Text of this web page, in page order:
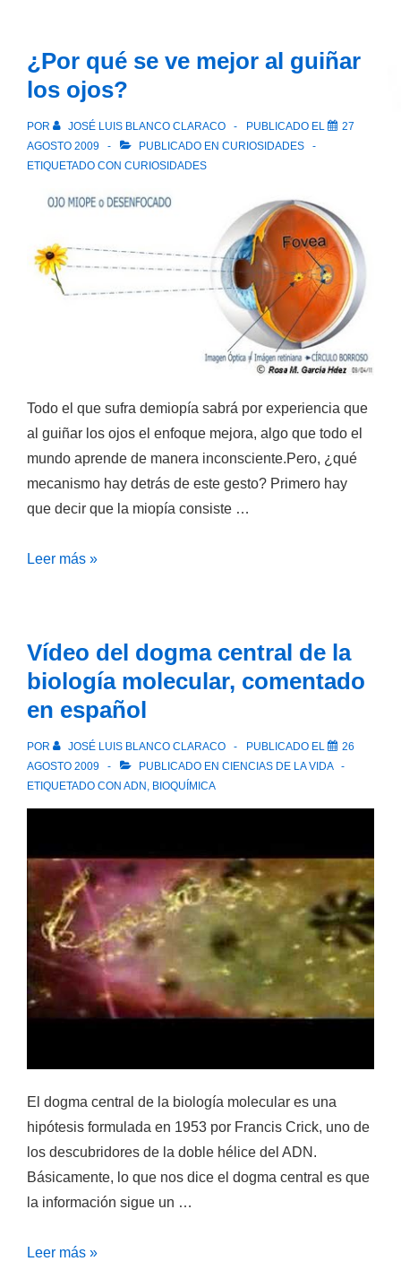
de
la
domesticación
de
los
seda
¿Por qué se ve mejor al guiñar
los ojos?
POR JOSÉ LUIS BLANCO CLARACO PUBLICADO EL
27
AGOSTO 2009
PUBLICADO EN CURIOSIDADES
ETIQUETADO CON CURIOSIDADES
Todo el que sufra demiopía sabrá por experiencia que
al guiñar los ojos el enfoque mejora, algo que todo el
mundo aprende de manera inconsciente.Pero, ¿qué
mecanismo hay detrás de este gesto? Primero hay
que decir que la miopía consiste …
¿Por
mejor
al
guiñar
ojos?
Leer más »
Vídeo del dogma central de la
biología molecular, comentado
en español
POR JOSÉ LUIS BLANCO CLARACO PUBLICADO EL
26
AGOSTO 2009
PUBLICADO EN CIENCIAS DE LA VIDA
ETIQUETADO CON ADN, BIOQUÍMICA
El dogma central de la biología molecular es una
hipótesis formulada en 1953 por Francis Crick, uno de
los descubridores de la doble hélice del ADN.
Básicamente, lo que nos dice el dogma central es que
la información sigue un …
Vídeo
Leer más »